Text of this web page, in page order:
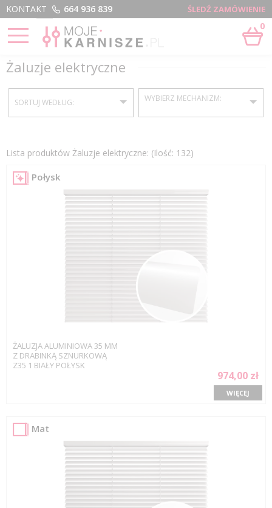
Menu
KONTAKT ŚLEDŹ ZAMÓWIENIE
664 936 839
0
STRONA GŁÓWNA › SMART HOME ŻALUZJE ELEKTRYCZNE
Żaluzje elektryczne
SORTUJ WEDŁUG: WYBIERZ MECHANIZM:
Lista produktów Żaluzje elektryczne: (Ilość: 132)
Połysk
ŻALUZJA ALUMINIOWA 35 MM
Z DRABINKĄ SZNURKOWĄ
Z35 1 BIAŁY POŁYSK
974,00 zł
WIĘCEJ
Mat